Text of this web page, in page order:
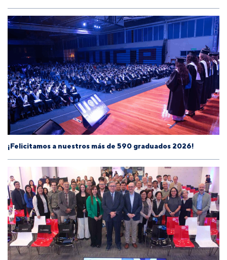
¡Felicitamos a nuestros más de 590 graduados 2026!